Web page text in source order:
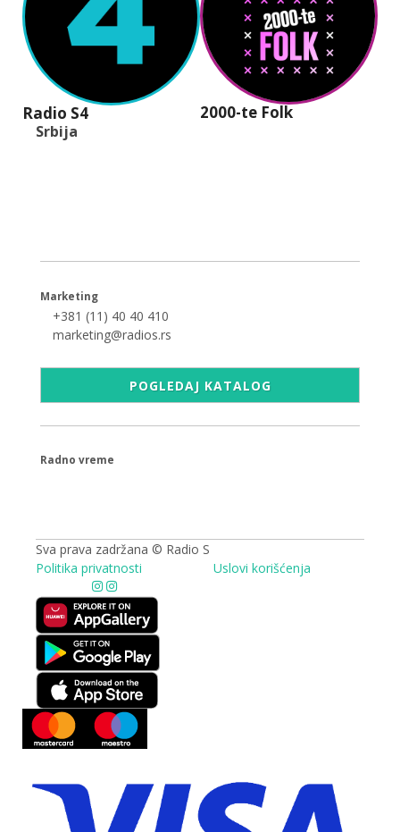
Radio S4 2000-te Folk
Srbija
Marketing
+381 (11) 40 40 410
marketing@radios.rs
POGLEDAJ KATALOG
Radno vreme
Sva prava zadržana © Radio S
Politika privatnosti
Uslovi korišćenja